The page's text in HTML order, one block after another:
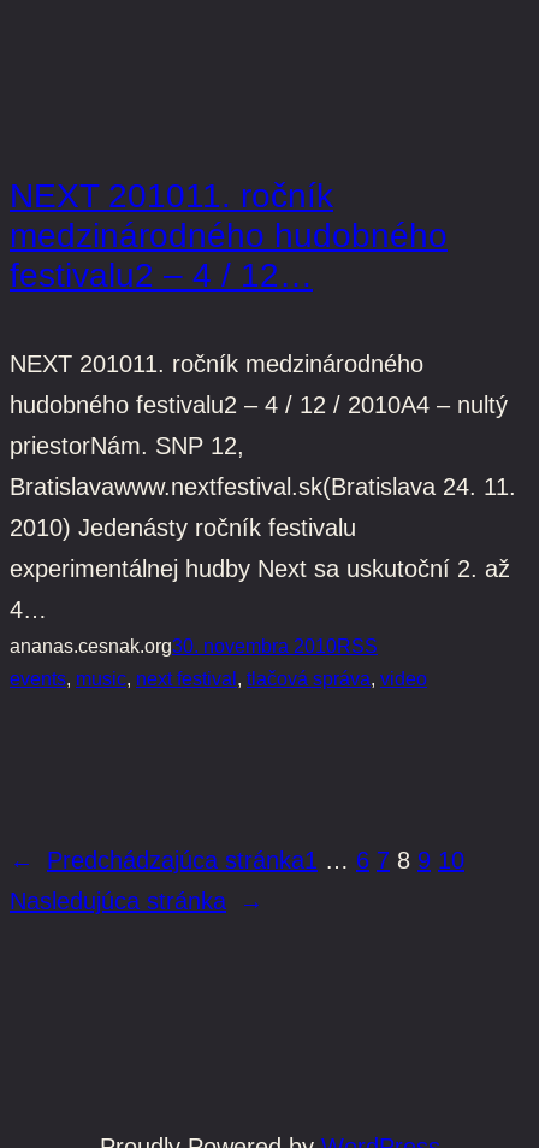
NEXT 201011. ročník
medzinárodného hudobného
festivalu2 – 4 / 12…
NEXT 201011. ročník medzinárodného
hudobného festivalu2 – 4 / 12 / 2010A4 – nultý
priestorNám. SNP 12,
Bratislavawww.nextfestival.sk(Bratislava 24. 11.
2010) Jedenásty ročník festivalu
experimentálnej hudby Next sa uskutoční 2. až
4…
ananas.cesnak.org30. novembra 2010RSS
events, music, next festival , tlačová správa, video
← Predchádzajúca stránka1 … 6 7 8 9 10
Nasledujúca stránka
→